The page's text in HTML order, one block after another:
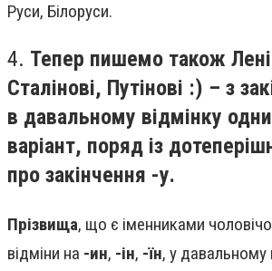
Руси, Білоруси.
4. Тепер пишемо також
Сталінові, Путінові :) – з
в давальному відмінку
варіант, поряд із
про закінчення -у.
Прізвища, що є іменниками
відміни на -ин, -ін, -їн, у давальному